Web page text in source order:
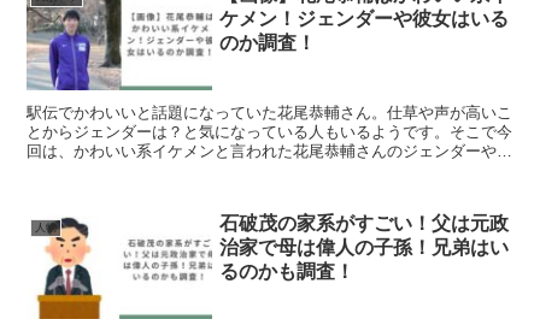
ケメン！ジェンダーや彼女はいる
のか調査！
駅伝でかわいいと話題になっていた花尾恭輔さん。仕草や声が高いこ
とからジェンダーは？と気になっている人もいるようです。そこで今
回は、かわいい系イケメンと言われた花尾恭輔さんのジェンダーや現
人物
石破茂の家系がすごい！父は元政
治家で母は偉人の子孫！兄弟はい
るのかも調査！